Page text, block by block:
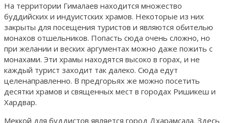
На территории Гималаев находится множество
буддийских и индуистских храмов. Некоторые из них
закрыты для посещения туристов и являются обителью
монахов отшельников. Попасть сюда очень сложно, но
при желании и веских аргументах можно даже пожить с
монахами. Эти храмы находятся высоко в горах, и не
каждый турист заходит так далеко. Сюда едут
целенаправленно. В предгорьях же можно посетить
десятки храмов и священных мест в городах Ришикеш и
Хардвар.
Меккой для буддистов является город Дхарамсала. Здесь